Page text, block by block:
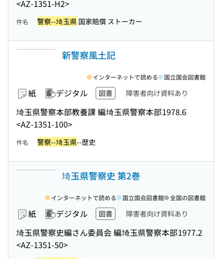
<AZ-1351-H2>
件名 警察--埼玉県 国家賠償 ストーカー
新警察風土記
紙 デジタル 図書 障害者向け資料あり
埼玉県警察本部教養課 編埼玉県警察本部1978.6
<AZ-1351-100>
インターネットで読める 国立国会図書館
件名 警察--埼玉県--歴史
埼玉県警察史 第2巻
紙 デジタル 図書 障害者向け資料あり
埼玉県警察史編さん委員会 編埼玉県警察本部1977.2
<AZ-1351-50>
インターネットで読める 国立国会図書館 全国の図書館